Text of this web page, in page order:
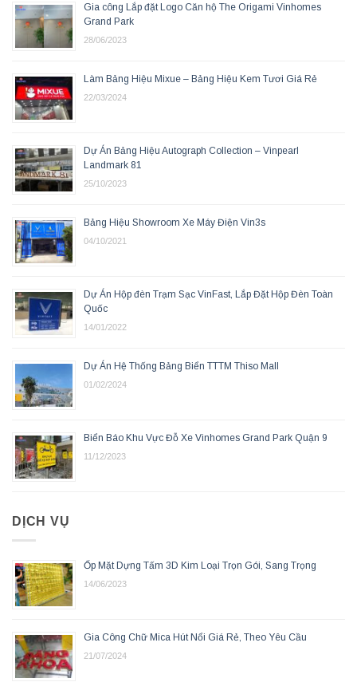
Gia công Lắp đặt Logo Căn hộ The Origami Vinhomes
Grand Park
28/06/2023
Làm Bảng Hiệu Mixue – Bảng Hiệu Kem Tươi Giá Rẻ
22/03/2024
Dự Án Bảng Hiệu Autograph Collection – Vinpearl
Landmark 81
25/10/2023
Bảng Hiệu Showroom Xe Máy Điện Vin3s
04/10/2021
Dự Án Hộp đèn Trạm Sạc VinFast, Lắp Đặt Hộp Đèn Toàn
Quốc
14/01/2022
Dự Án Hệ Thống Bảng Biển TTTM Thiso Mall
01/02/2024
Biển Báo Khu Vực Đỗ Xe Vinhomes Grand Park Quận 9
11/12/2023
DỊCH VỤ
Ốp Mặt Dựng Tấm 3D Kim Loại Trọn Gói, Sang Trọng
14/06/2023
Gia Công Chữ Mica Hút Nổi Giá Rẻ, Theo Yêu Cầu
21/07/2024